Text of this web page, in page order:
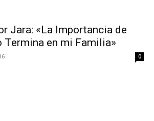
Jara: «La Importancia de
Termina en mi Familia»
0